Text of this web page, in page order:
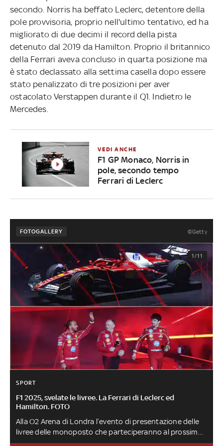
secondo. Norris ha beffato Leclerc, detentore della
pole provvisoria, proprio nell'ultimo tentativo, ed ha
migliorato di due decimi il record della pista
detenuto dal 2019 da Hamilton. Proprio il britannico
della Ferrari aveva concluso in quarta posizione ma
è stato declassato alla settima casella dopo essere
stato penalizzato di tre posizioni per aver
ostacolato Verstappen durante il Q1. Indietro le
Mercedes.
VEDI ANCHE
F1 GP Monaco, Norris in
pole, secondo tempo
Ferrari di Leclerc
FOTOGALLERY ©Getty
1/11
SPORT
F1 2025, svelate le livree. La Ferrari di Leclerc ed
Hamilton. FOTO
Alla O2 Arena di Londra l’evento di presentazione delle
livree delle monoposto che parteciperanno al prossimo
mondiale di Formula 1. Presenti, oltre agli alfieri della